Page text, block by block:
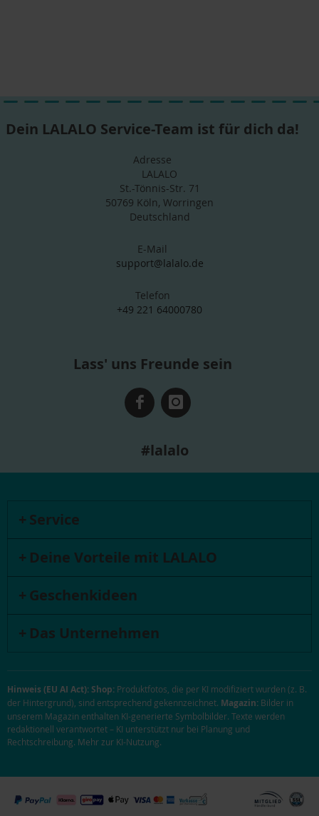
Dein LALALO Service-Team ist für dich da!
Adresse
LALALO
St.-Tönnis-Str. 71
50769 Köln, Worringen
Deutschland
E-Mail
support@lalalo.de
Telefon
+49 221 64000780
Lass' uns Freunde sein
#lalalo
Service
Deine Vorteile mit LALALO
Geschenkideen
Das Unternehmen
Hinweis (EU AI Act):Shop: Produktfotos, die per KI modifiziert wurden (z. B.
der Hintergrund), sind entsprechend gekennzeichnet. Magazin: Bilder in
unserem Magazin enthalten KI-generierte Symbolbilder. Texte werden
redaktionell verantwortet – KI unterstützt nur bei Planung und
Rechtschreibung. Mehr zur KI-Nutzung.